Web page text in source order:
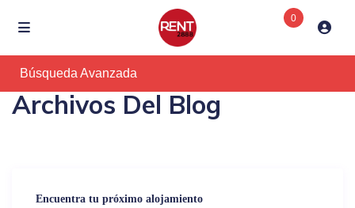
0
Búsqueda Avanzada
Archivos Del Blog
Encuentra tu próximo alojamiento